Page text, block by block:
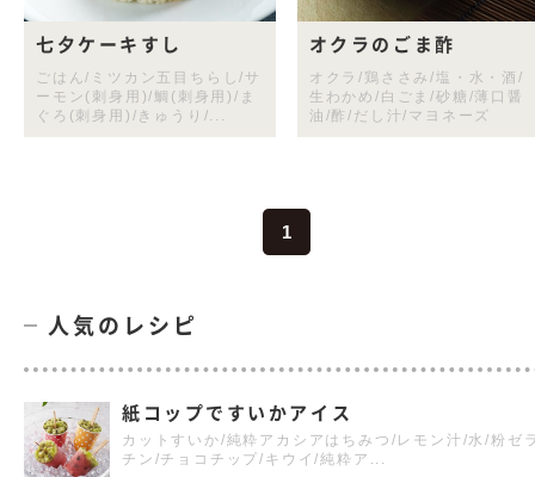
七夕ケーキすし
ごはん/ミツカン五目ちらし/サ
ーモン(刺身用)/鯛(刺身用)/ま
ぐろ(刺身用)/きゅうり/...
オクラのごま酢
オクラ/鶏ささみ/塩・水・酒/
生わかめ/白ごま/砂糖/薄口醤
油/酢/だし汁/マヨネーズ
1
人気のレシピ
紙コップですいかアイス
カットすいか/純粋アカシアはちみつ/レモン汁/水/粉ゼ
チン/チョコチップ/キウイ/純粋ア...